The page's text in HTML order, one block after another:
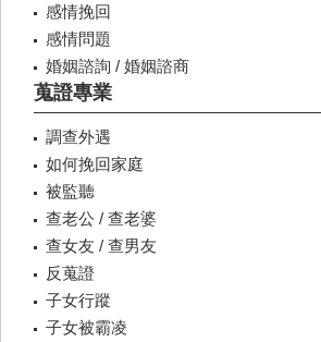
感情挽回
感情問題
婚姻諮詢 / 婚姻諮商
蒐證專業
調查外遇
如何挽回家庭
被監聽
查老公 / 查老婆
查女友 / 查男友
反蒐證
子女行蹤
子女被霸凌